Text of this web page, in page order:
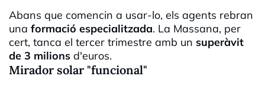
Abans que comencin a usar-lo, els agents rebran
una formació especialitzada. La Massana, per
cert, tanca el tercer trimestre amb un superàvit
de 3 milions d'euros.
Mirador solar "funcional"